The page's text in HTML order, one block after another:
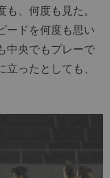
、何度も見た。
ードを何度も思い
中央でもプレーで
ったとしても、